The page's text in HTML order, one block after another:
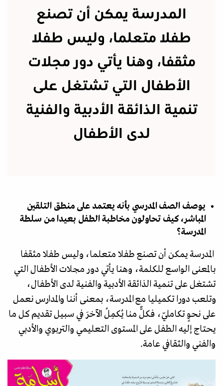
المدرسة يمكن أن تصنع
طفلا متعلما، وليس طفلا
مثقفا، وهنا يأتي دور مجلات
الأطفال التي تشتغل على
تنمية الذائقة الأدبية والفنية
لدى الأطفال
يوصف الصف المدرسي بأنه يعتمد على منطق التلقين
المباشر، كيف تحاولون مخاطبة الطفل بعيدا من سلطة
المدرسة؟
المدرسة يمكن أن تصنع طفلا متعلما، وليس طفلا مثقفا
بالمعنى الواسع للكلمة، وهنا يأتي دور مجلات الأطفال التي
تشتغل على تنمية الذائقة الأدبية والفنية لدى الأطفال،
وتلعب دورا تكميليا مع المدرسة، بمعنى أننا والمدارس نعمل
على نحوٍ تكامليّ، فكلٌّ منا يُكمِلُ الآخرَ في سبيل تقديم كل ما
يحتاج إليه الطفل على المستوى التعليمي والتربوي والأدبي
والفني والثقافي عامة.